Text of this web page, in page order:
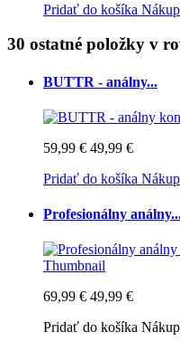
Pridať do košíka
30 ostatné položky v
BUTTR - análny...
59,99 € 49,99 €
Pridať do košíka
Profesionálny
69,99 € 49,99 €
Pridať do košíka